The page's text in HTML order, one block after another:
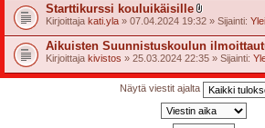
Starttikurssi kouluikäisille
l
i
t
t
e
e
Kirjoittaja kati.yla » 07.04.2024 19:32 » Sijainti:
Aikuisten Suunnistuskoulun
Kirjoittaja kivistos » 25.03.2024 22:35 » Sijainti:
Näytä viestit ajalta